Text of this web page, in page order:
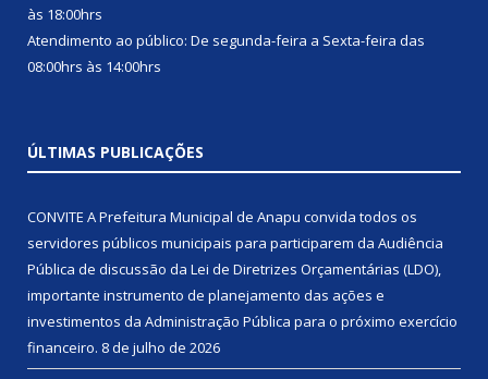
às 18:00hrs
Atendimento ao público: De segunda-feira a Sexta-feira das
08:00hrs às 14:00hrs
ÚLTIMAS PUBLICAÇÕES
CONVITE A Prefeitura Municipal de Anapu convida todos os
servidores públicos municipais para participarem da Audiência
Pública de discussão da Lei de Diretrizes Orçamentárias (LDO),
importante instrumento de planejamento das ações e
investimentos da Administração Pública para o próximo exercício
financeiro. 8 de julho de 2026